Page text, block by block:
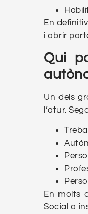
En
i obrir
Qui
Un dels
l’atur.
En molts
Social o